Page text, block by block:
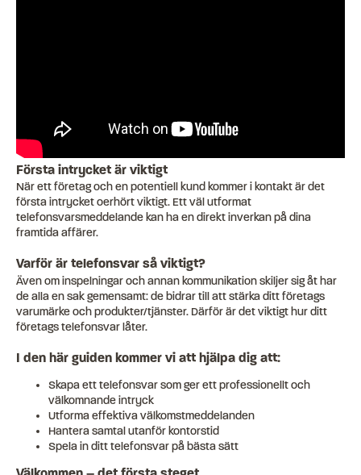
Första intrycket är viktigt
När ett företag och en potentiell kund kommer i kontakt är det
första intrycket oerhört viktigt. Ett väl utformat
telefonsvarsmeddelande kan ha en direkt inverkan på dina
framtida affärer.
Varför är telefonsvar så viktigt?
Även om inspelningar och annan kommunikation skiljer sig åt har
de alla en sak gemensamt: de bidrar till att stärka ditt företags
varumärke och produkter/tjänster. Därför är det viktigt hur ditt
företags telefonsvar låter.
I den här guiden kommer vi att hjälpa dig att:
Skapa ett telefonsvar som ger ett professionellt och
välkomnande intryck
Utforma effektiva välkomstmeddelanden
Hantera samtal utanför kontorstid
Spela in ditt telefonsvar på bästa sätt